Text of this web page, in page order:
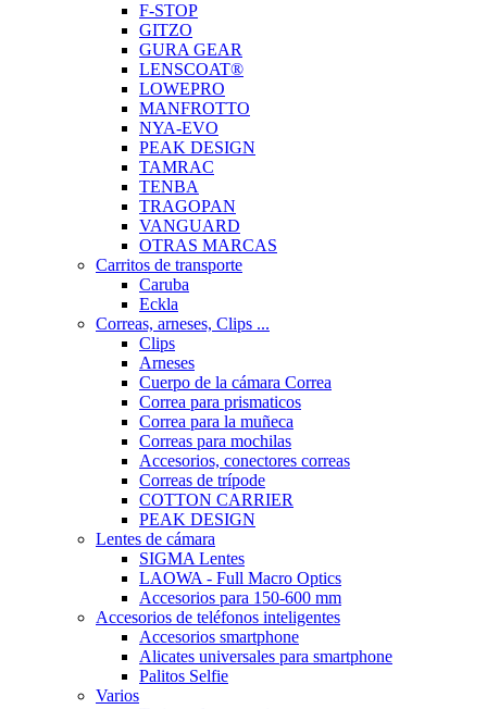
F-STOP
GITZO
GURA GEAR
LENSCOAT®
LOWEPRO
MANFROTTO
NYA-EVO
PEAK DESIGN
TAMRAC
TENBA
TRAGOPAN
VANGUARD
OTRAS MARCAS
Carritos de transporte
Caruba
Eckla
Correas, arneses, Clips ...
Clips
Arneses
Cuerpo de la cámara Correa
Correa para prismaticos
Correa para la muñeca
Correas para mochilas
Accesorios, conectores correas
Correas de trípode
COTTON CARRIER
PEAK DESIGN
Lentes de cámara
SIGMA Lentes
LAOWA - Full Macro Optics
Accesorios para 150-600 mm
Accesorios de teléfonos inteligentes
Accesorios smartphone
Alicates universales para smartphone
Palitos Selfie
Varios